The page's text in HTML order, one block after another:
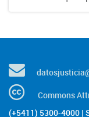
Commons
(+5411) 5300-4000 |